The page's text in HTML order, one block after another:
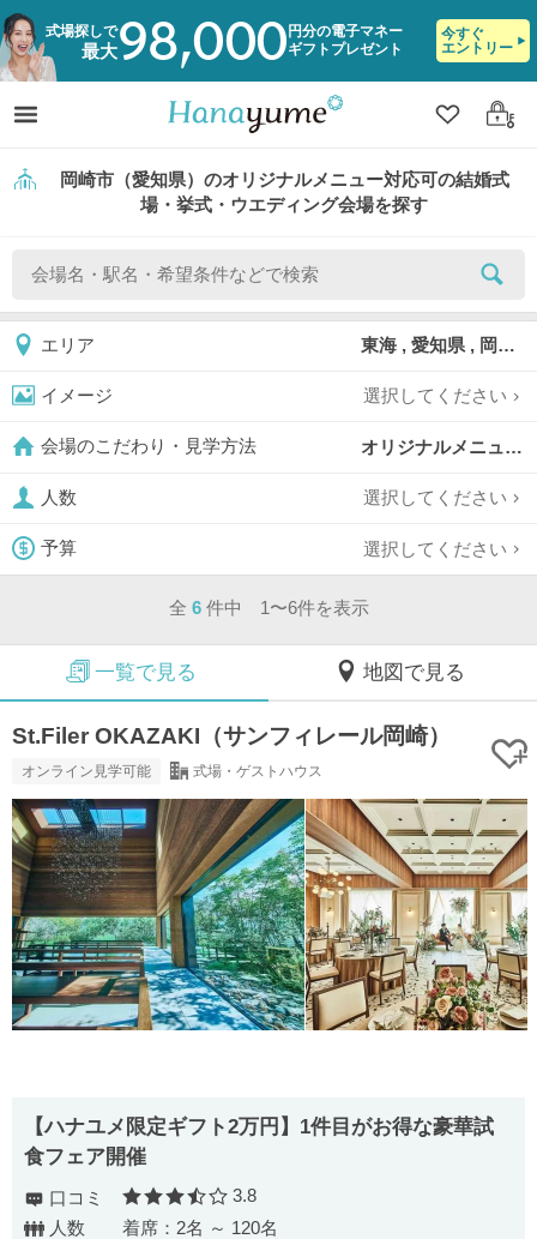
式場探しで
最大98,000 円分の電子マネー
ギフトプレゼント
今すぐ
エントリー
クリップ
ログ
岡崎市（愛知県）のオリジナルメニュー対応可の結婚式
場・挙式・ウエディング会場を探す
エリア 東海 , 愛知県 , 岡崎市
イメージ 選択してください
会場のこだわり・見学方法 オリジナルメニュー対応可,
人数 選択してください
予算 選択してください
全 6 件中 1〜6件を表示
一覧で見る 地図で見る
St.Filer OKAZAKI（サンフィレール岡崎）
オンライン見学可能 式場・ゲストハウス
【ハナユメ限定ギフト2万円】1件目がお得な豪華試
食フェア開催
口コミ 口コミ評価
3.8
人数
着席：2名 ～ 120名